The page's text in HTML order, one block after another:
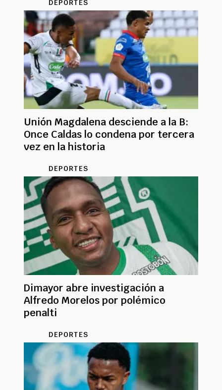
DEPORTES
Unión Magdalena desciende a la B:
Once Caldas lo condena por tercera
vez en la historia
DEPORTES
Dimayor abre investigación a
Alfredo Morelos por polémico
penalti
DEPORTES